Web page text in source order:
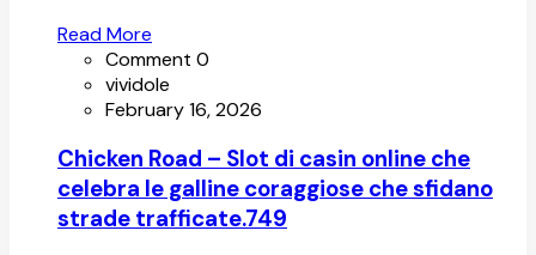
Read More
Comment 0
vividole
February 16, 2026
Chicken Road – Slot di casin online che
celebra le galline coraggiose che sfidano
strade trafficate.749